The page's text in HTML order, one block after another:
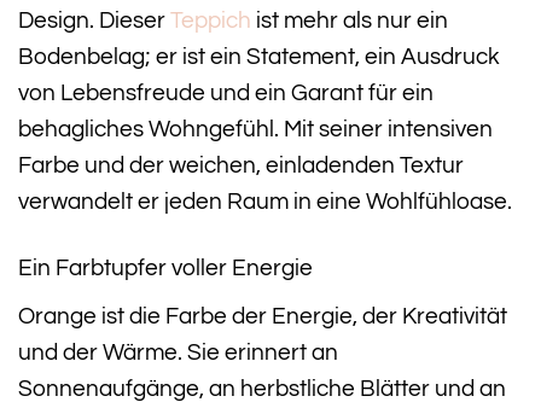
Design. Dieser Teppich ist mehr als nur ein
Bodenbelag; er ist ein Statement, ein Ausdruck
von Lebensfreude und ein Garant für ein
behagliches Wohngefühl. Mit seiner intensiven
Farbe und der weichen, einladenden Textur
verwandelt er jeden Raum in eine Wohlfühloase.
Ein Farbtupfer voller Energie
Orange ist die Farbe der Energie, der Kreativität
und der Wärme. Sie erinnert an
Sonnenaufgänge, an herbstliche Blätter und an